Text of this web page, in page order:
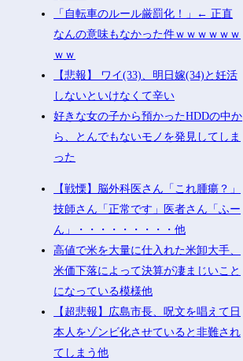
「自転車のルール厳罰化！」← 正直
なんの意味もなかった件ｗｗｗｗｗｗ
ｗｗ
【悲報】 ワイ(33)、明日嫁(34)と妊活
しないといけなくて辛い
好きな女の子から預かったHDDの中か
ら、とんでもないモノを発見してしま
った
【戦慄】脳外科医さん「これ腫瘍？」
技師さん「正常です」医者さん「ふー
ん」・・・・・・・・・他
高値で米を大量に仕入れた米卸大手、
米価下落によって決算が凄まじいこと
になっている模様他
【超悲報】広島市長、呪文を唱えて日
本人をゾンビ化させていると非難され
てしまう他